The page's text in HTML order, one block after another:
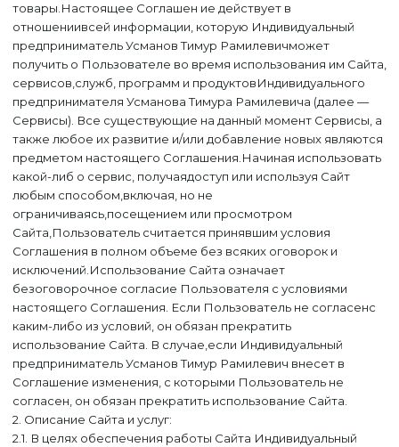
товары.Настоящее Соглашен ие действует в
отношениивсей информации, которую Индивидуальный
предприниматель Усманов Тимур Рамилевичможет
получить о Пользователе во время использования им Сайта,
сервисов,служб, программ и продуктовИндивидуального
предпринимателя Усманова Тимура Рамилевича (далее —
Сервисы). Все существующие на данный момент Сервисы, а
также любое их развитие и/или добавление новых являются
предметом настоящего Соглашения.Начиная использовать
какой-либ о сервис, получаядоступ или используя Сайт
любым способом,включая, но не
ограничиваясь,посещением или просмотром
Сайта,Пользователь считается принявшим условия
Соглашения в полном объеме без всяких оговорок и
исключений.Использование Сайта означает
безоговорочное согласие Пользователя с условиями
настоящего Соглашения. Если Пользователь не согласенс
каким-либо из условий, он обязан прекратить
использование Сайта. В случае,если Индивидуальный
предприниматель Усманов Тимур Рамилевич внесет в
Соглашение изменения, с которыми Пользователь не
согласен, он обязан прекратить использование Сайта.
2. Описание Сайта и услуг:
2.1. В целях обеспечения работы Сайта Индивидуальный